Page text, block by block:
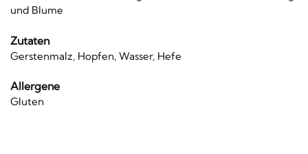
und Blume
Zutaten
Gerstenmalz, Hopfen, Wasser, Hefe
Allergene
Gluten